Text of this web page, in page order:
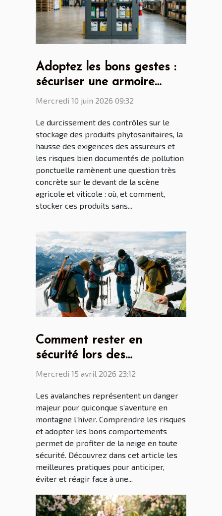
Adoptez les bons gestes :
sécuriser une armoire
phytosanitaire n’est plus
Mercredi 10 juin 2026 09:32
Le durcissement des contrôles sur le
stockage des produits phytosanitaires, la
hausse des exigences des assureurs et
les risques bien documentés de pollution
ponctuelle ramènent une question très
concrète sur le devant de la scène
agricole et viticole : où, et comment,
stocker ces produits sans...
Comment rester en
sécurité lors des
avalanches ?
Mercredi 15 avril 2026 23:12
Les avalanches représentent un danger
majeur pour quiconque s’aventure en
montagne l’hiver. Comprendre les risques
et adopter les bons comportements
permet de profiter de la neige en toute
sécurité. Découvrez dans cet article les
meilleures pratiques pour anticiper,
éviter et réagir face à une...